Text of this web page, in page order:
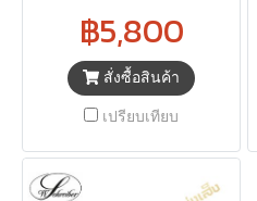
฿5,800
สั่งซื้อสินค้า
เปรียบเทียบ